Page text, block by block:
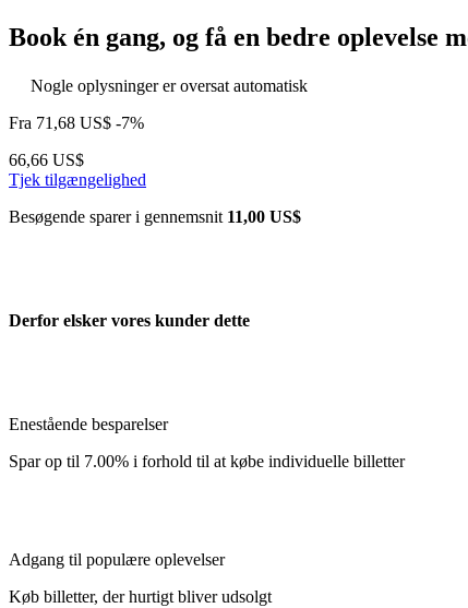
Book én gang, og få en bedre oplevelse
Nogle oplysninger er oversat automatisk
Fra 71,68 US$ -7%
66,66 US$
Tjek tilgængelighed
Besøgende sparer i gennemsnit 11,00 US$
Derfor elsker vores kunder dette
Enestående besparelser
Spar op til 7.00% i forhold til at købe individuelle billetter
Adgang til populære oplevelser
Køb billetter, der hurtigt bliver udsolgt